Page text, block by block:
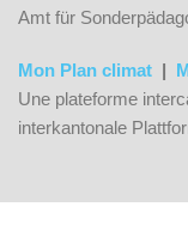
Amt für
Mon Plan climat |
Une plateforme
interkantonale